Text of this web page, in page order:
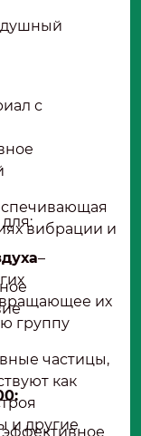
с
вибрации и
–
их
группу
частицы,
как
и другие
эффективное